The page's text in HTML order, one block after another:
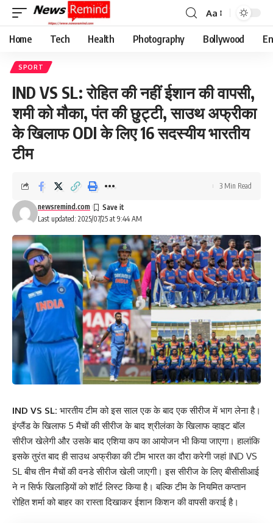
Font
Resizer
Aa
Home Tech Health Photography Bollywood
SPORT
IND VS SL: रोहित की नहीं ईशान की वापसी,
शमी को मौका, पंत की छुट्टी, साउथ अफ्रीका
के खिलाफ ODI के लिए 16 सदस्यीय भारतीय
टीम
Last updated: 2025/07/25 at 9:44 AM
newsremind.com
3 Min Read
IND VS SL: भारतीय टीम को इस साल एक के बाद एक सीरीज में भाग लेना है।
इंग्लैंड के खिलाफ 5 मैचों की सीरीज के बाद श्रीलंका के खिलाफ व्हाइट बॉल
सीरीज खेलेगी और उसके बाद एशिया कप का आयोजन भी किया जाएगा। हालांकि
इसके तुरंत बाद ही साउथ अफ्रीका की टीम भारत का दौरा करेगी जहां IND VS
SL बीच तीन मैचों की वनडे सीरीज खेली जाएगी। इस सीरीज के लिए बीसीसीआई
ने न सिर्फ खिलाड़ियों को शॉर्ट लिस्ट किया है। बल्कि टीम के नियमित कप्तान
रोहित शर्मा को बाहर का रास्ता दिखाकर ईशान किशन की वापसी कराई है।